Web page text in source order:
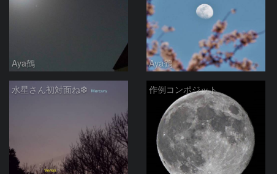
Aya鶴 Aya鶴
水星さん初対面ね❆ 作例コンポジット